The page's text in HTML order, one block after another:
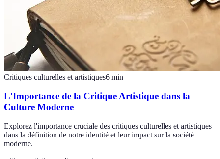
Critiques culturelles et artistiques6 min
L'Importance de la Critique Artistique dans la
Culture Moderne
Explorez l'importance cruciale des critiques culturelles et artistiques
dans la définition de notre identité et leur impact sur la société
moderne.